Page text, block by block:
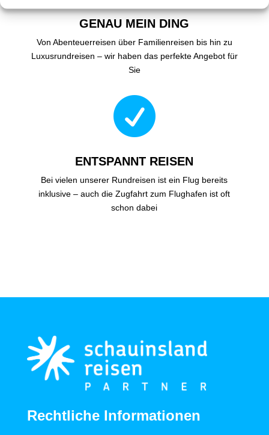
GENAU MEIN DING
Von Abenteuerreisen über Familienreisen bis hin zu
Luxusrundreisen – wir haben das perfekte Angebot für
Sie

ENTSPANNT REISEN
Bei vielen unserer Rundreisen ist ein Flug bereits
inklusive – auch die Zugfahrt zum Flughafen ist oft
schon dabei
Rechtliche Informationen